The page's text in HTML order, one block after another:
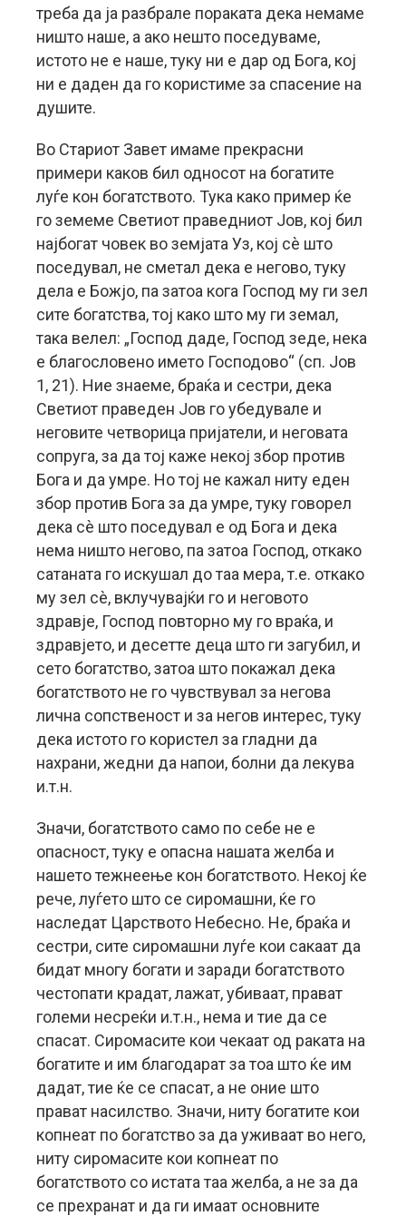
треба да ја разбрале пораката дека немаме
ништо наше, а ако нешто поседуваме,
истото не е наше, туку ни е дар од Бога, кој
ни е даден да го користиме за спасение на
душите.
Во Стариот Завет имаме прекрасни
примери каков бил односот на богатите
луѓе кон богатството. Тука како пример ќе
го земеме Светиот праведниот Јов, кој бил
најбогат човек во земјата Уз, кој сè што
поседувал, не сметал дека е негово, туку
дела е Божјо, па затоа кога Господ му ги зел
сите богатства, тој како што му ги земал,
така велел: „Господ даде, Господ зеде, нека
е благословено името Господово“ (сп. Јов
1, 21). Ние знаеме, браќа и сестри, дека
Светиот праведен Јов го убедувале и
неговите четворица пријатели, и неговата
сопруга, за да тој каже некој збор против
Бога и да умре. Но тој не кажал ниту еден
збор против Бога за да умре, туку говорел
дека сè што поседувал е од Бога и дека
нема ништо негово, па затоа Господ, откако
сатаната го искушал до таа мера, т.е. откако
му зел сè, вклучувајќи го и неговото
здравје, Господ повторно му го враќа, и
здравјето, и десетте деца што ги загубил, и
сето богатство, затоа што покажал дека
богатството не го чувствувал за негова
лична сопственост и за негов интерес, туку
дека истото го користел за гладни да
нахрани, жедни да напои, болни да лекува
и.т.н.
Значи, богатството само по себе не е
опасност, туку е опасна нашата желба и
нашето тежнеење кон богатството. Некој ќе
рече, луѓето што се сиромашни, ќе го
наследат Царството Небесно. Не, браќа и
сестри, сите сиромашни луѓе кои сакаат да
бидат многу богати и заради богатството
честопати крадат, лажат, убиваат, прават
големи несреќи и.т.н., нема и тие да се
спасат. Сиромасите кои чекаат од раката на
богатите и им благодарат за тоа што ќе им
дадат, тие ќе се спасат, а не оние што
прават насилство. Значи, ниту богатите кои
копнеат по богатство за да уживаат во него,
ниту сиромасите кои копнеат по
богатството со истата таа желба, а не за да
се прехранат и да ги имаат основните